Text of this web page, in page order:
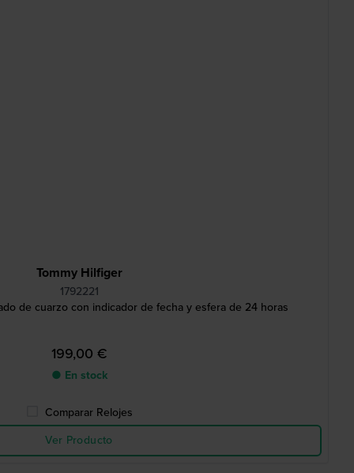
Tommy Hilfiger
1792221
de cuarzo con indicador de fecha y esfera de 24 horas
199,00 €
● En stock
Comparar Relojes
Ver Producto